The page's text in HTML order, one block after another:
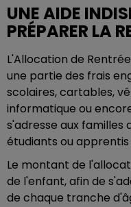
UNE AIDE
PRÉPARER LA
L'Allocation de
une partie des frais
scolaires, cartables,
informatique ou
s'adresse aux familles
étudiants ou apprentis
Le montant de
de l'enfant, afin de
de chaque tranche